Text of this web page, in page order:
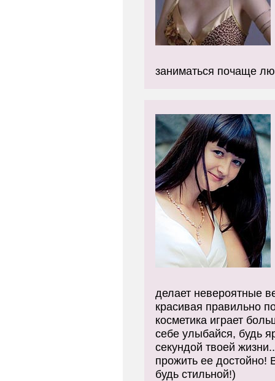
заниматься почаще
делает невероятные
красивая правильно
косметика играет
себе улыбайся, будь
секундой твоей
прожить ее достойно!
будь стильной!)